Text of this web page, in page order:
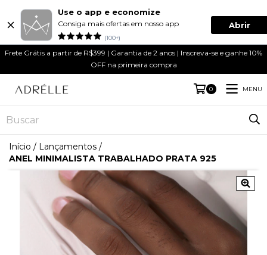
Use o app e economize
Consiga mais ofertas em nosso app
(100+)
Abrir
Frete Grátis a partir de R$399 | Garantia de 2 anos | Inscreva-se e ganhe 10%
OFF na primeira compra
0 MENU
Início / Lançamentos /
ANEL MINIMALISTA TRABALHADO PRATA 925